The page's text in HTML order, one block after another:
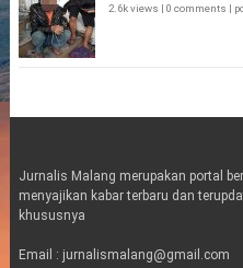
2.6k views | 0 comments |
Jurnalis Malang merupakan portal
menyajikan kabar terbaru dan
khususnya
Email : jurnalismalang@gmail.com